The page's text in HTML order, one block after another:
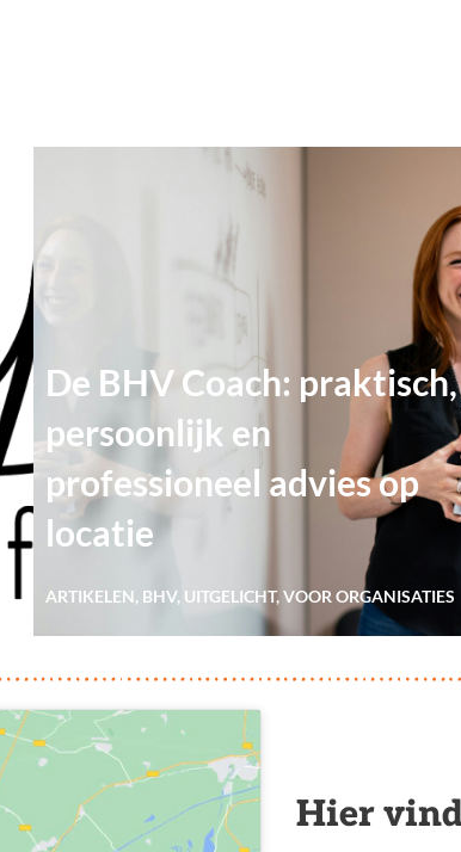
De BHV Coach: praktisch,
persoonlijk en
professioneel advies op
locatie
ARTIKELEN, BHV, UITGELICHT,VOOR ORGANISATIES
Hier